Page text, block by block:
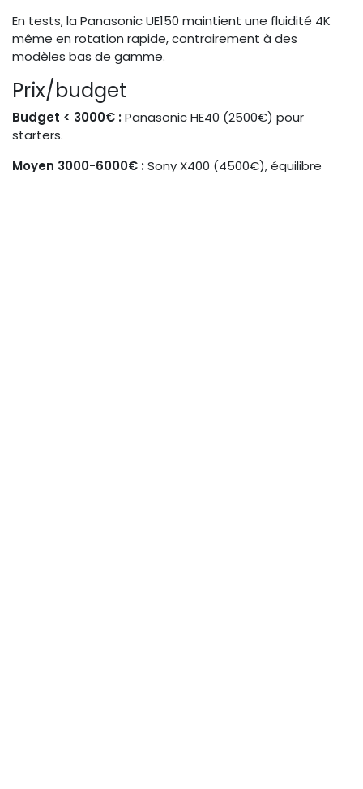
En tests, la Panasonic UE150 maintient une fluidité 4K
même en rotation rapide, contrairement à des
modèles bas de gamme.
Prix/budget
Budget < 3000€ :Panasonic HE40 (2500€) pour
starters.
Moyen 3000-6000€ :Sony X400 (4500€), équilibre